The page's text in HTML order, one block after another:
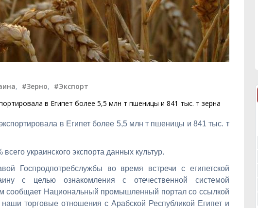
, #Зерно, #Экспорт
в Египет более 5,5 млн т пшеницы и 841 тыс. т зерна
в Египет более 5,5 млн т пшеницы и 841 тыс. т
украинского экспорта данных культур.
Госпродпотребслужбы во время встречи с египетской
с целью ознакомления с отечественной системой
сообщает Национальный промышленный портал со ссылкой
торговые отношения с Арабской Республикой Египет и